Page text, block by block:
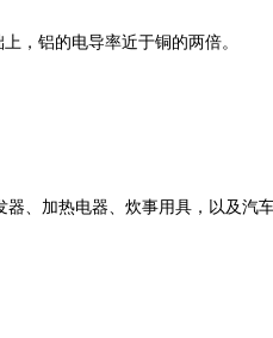
，铝的电导率近于铜的两倍。
、加热电器、炊事用具，以及汽